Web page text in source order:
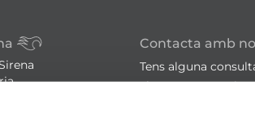
Contacta amb
Tens alguna
els nostres serveis